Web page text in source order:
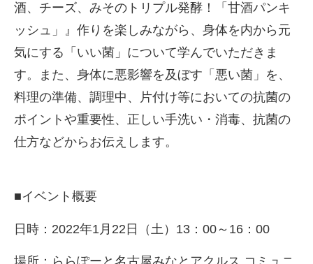
酒、チーズ、みそのトリプル発酵！「甘酒パンキ
ッシュ」』作りを楽しみながら、身体を内から元
気にする「いい菌」について学んでいただきま
す。また、身体に悪影響を及ぼす「悪い菌」を、
料理の準備、調理中、片付け等においての抗菌の
ポイントや重要性、正しい手洗い・消毒、抗菌の
仕方などからお伝えします。
■イベント概要
日時：2022年1月22日（土）13：00～16：00